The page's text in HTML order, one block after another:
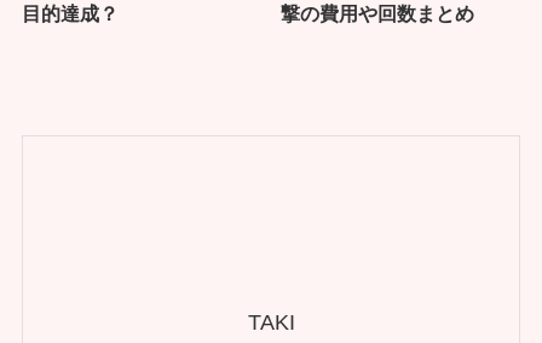
目的達成？
撃の費用や回数まとめ
TAKI